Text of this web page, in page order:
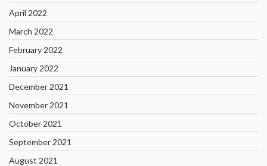
April 2022
March 2022
February 2022
January 2022
December 2021
November 2021
October 2021
September 2021
August 2021